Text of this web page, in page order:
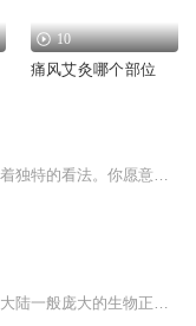
10
痛风艾灸哪个部位